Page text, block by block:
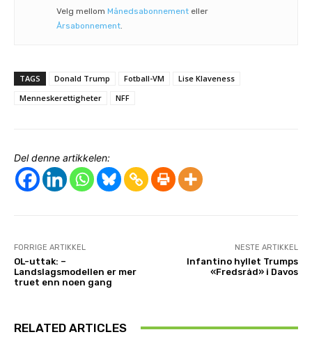
Velg mellom Månedsabonnement eller
Årsabonnement
TAGS Donald Trump Fotball-VM
Lise Klaveness
Menneskerettigheter
NFF
Del denne artikkelen:
FORRIGE ARTIKKEL
OL-uttak: –
Landslagsmodellen er mer
truet enn noen gang
NESTE ARTIKKEL
Infantino hyllet Trumps
«Fredsråd» i Davos
RELATED ARTICLES